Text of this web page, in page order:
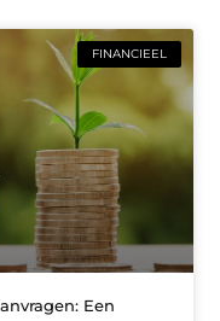
FINANCIEEL
Een